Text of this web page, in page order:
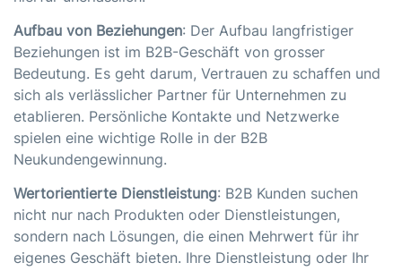
Aufbau von Beziehungen: Der Aufbau langfristiger
Beziehungen ist im B2B-Geschäft von grosser
Bedeutung. Es geht darum, Vertrauen zu schaffen und
sich als verlässlicher Partner für Unternehmen zu
etablieren. Persönliche Kontakte und Netzwerke
spielen eine wichtige Rolle in der B2B
Neukundengewinnung.
Wertorientierte Dienstleistung: B2B Kunden suchen
nicht nur nach Produkten oder Dienstleistungen,
sondern nach Lösungen, die einen Mehrwert für ihr
eigenes Geschäft bieten. Ihre Dienstleistung oder Ihr